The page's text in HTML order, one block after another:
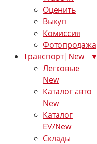
Оценить
Выкуп
Комиссия
Фотопродажа
Транспорт|New ▼
Легковые
New
Каталог авто
New
Каталог
EV/New
Склады